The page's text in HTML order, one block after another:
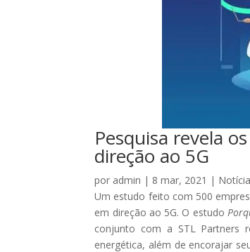
Pesquisa revela
direção ao 5G
por admin | 8 mar, 2021 |
Um estudo feito com 500
em direção ao 5G. O estudo
conjunto com a STL Partners
energética, além de encorajar